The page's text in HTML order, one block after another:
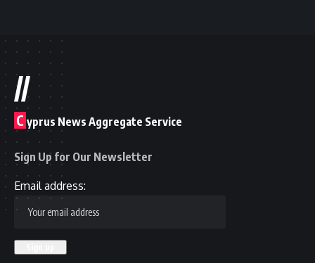
//
C yprus News Aggregate Service
Sign Up for Our Newsletter
Email address: